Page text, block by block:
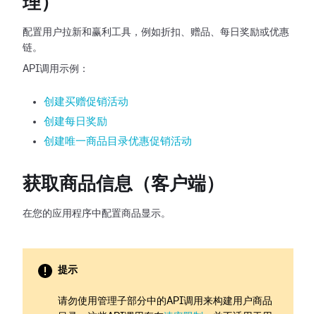
配置用户拉新和赢利工具，例如折扣、赠品、每日奖励或优惠
链。
API调用示例：
创建买赠促销活动
创建每日奖励
创建唯一商品目录优惠促销活动
获取商品信息（客户端）
在您的应用程序中配置商品显示。
提示
请勿使用管理子部分中的API调用来构建用户商品